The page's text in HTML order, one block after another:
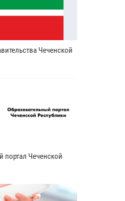
Чеченской
портал Чеченской